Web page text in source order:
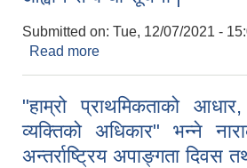
Submitted on: Tue, 12/07/2021 -
Read more
"हाम्रो प्राथमिकताको
व्यक्तिको अधिकार" भन्ने
अन्तर्राष्ट्रिय अपाङ्गता दिवस